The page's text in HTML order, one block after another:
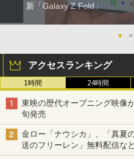
新「Galaxy Z Fold」
● ●
アクセスランキング
1時間 24時間
東映の歴代オープニング映像
旬発売
金ロー「ナウシカ」、「真夏
送のフリーレン」無料配信な